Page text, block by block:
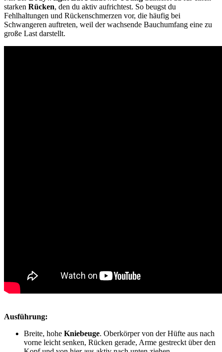
starken Rücken, den du aktiv aufrichtest. So beugst du
Fehlhaltungen und Rückenschmerzen vor, die häufig bei
Schwangeren auftreten, weil der wachsende Bauchumfang eine zu
große Last darstellt.
Ausführung:
Breite, hohe Kniebeuge. Oberkörper von der Hüfte aus nach
vorne leicht senken, Rücken gerade, Arme gestreckt über den